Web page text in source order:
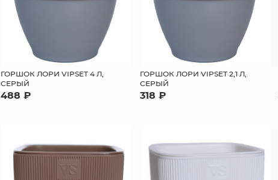
ГОРШОК ЛОРИ VIPSET 4 Л,
СЕРЫЙ
488 ₽
ГОРШОК ЛОРИ VIPSET 2,1 Л,
СЕРЫЙ
318 ₽